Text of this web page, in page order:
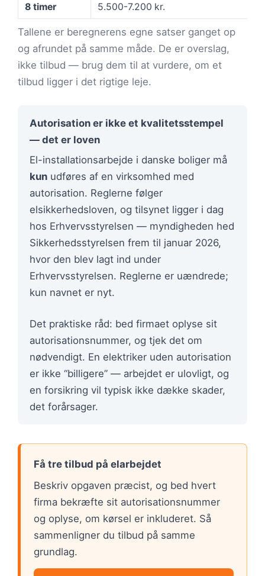
8 timer 5.500-7.200 kr.
Tallene er beregnerens egne satser ganget op
og afrundet på samme måde. De er overslag,
ikke tilbud — brug dem til at vurdere, om et
tilbud ligger i det rigtige leje.
Autorisation er ikke et kvalitetsstempel
— det er loven
El-installationsarbejde i danske boliger må
kun udføres af en virksomhed med
autorisation. Reglerne følger
elsikkerhedsloven, og tilsynet ligger i dag
hos Erhvervsstyrelsen — myndigheden hed
Sikkerhedsstyrelsen frem til januar 2026,
hvor den blev lagt ind under
Erhvervsstyrelsen. Reglerne er uændrede;
kun navnet er nyt.
Det praktiske råd: bed firmaet oplyse sit
autorisationsnummer, og tjek det om
nødvendigt. En elektriker uden autorisation
er ikke “billigere” — arbejdet er ulovligt, og
en forsikring vil typisk ikke dække skader,
det forårsager.
Få tre tilbud på elarbejdet
Beskriv opgaven præcist, og bed hvert
firma bekræfte sit autorisationsnummer
og oplyse, om kørsel er inkluderet. Så
sammenligner du tilbud på samme
grundlag.